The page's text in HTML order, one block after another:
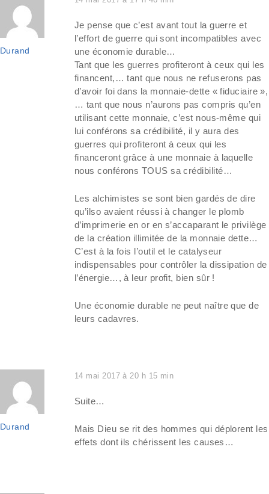
Durand
Je pense que c’est avant tout la guerre et
l’effort de guerre qui sont incompatibles avec
une économie durable…
Tant que les guerres profiteront à ceux qui les
financent,… tant que nous ne refuserons pas
d’avoir foi dans la monnaie-dette « fiduciaire »,
… tant que nous n’aurons pas compris qu’en
utilisant cette monnaie, c’est nous-même qui
lui conférons sa crédibilité, il y aura des
guerres qui profiteront à ceux qui les
financeront grâce à une monnaie à laquelle
nous conférons TOUS sa crédibilité…
Les alchimistes se sont bien gardés de dire
qu’ilso avaient réussi à changer le plomb
d’imprimerie en or en s’accaparant le privilège
de la création illimitée de la monnaie dette…
C’est à la fois l’outil et le catalyseur
indispensables pour contrôler la dissipation de
l’énergie…, à leur profit, bien sûr !
Une économie durable ne peut naître que de
leurs cadavres.
Durand
14 mai 2017 à 20 h 15 min
Suite…
Mais Dieu se rit des hommes qui déplorent les
effets dont ils chérissent les causes…